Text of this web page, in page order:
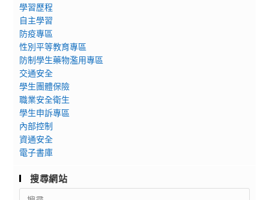
學習歷程
自主學習
防疫專區
性別平等教育專區
防制學生藥物濫用專區
交通安全
學生團體保險
職業安全衛生
學生申訴專區
內部控制
資通安全
電子書庫
搜尋網站
Search